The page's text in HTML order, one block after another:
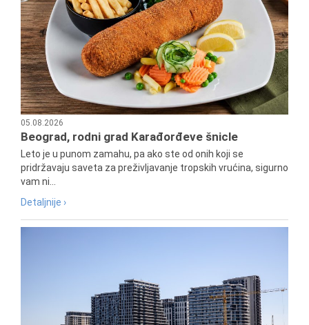
05.08.2026
Beograd, rodni grad Karađorđeve šnicle
Leto je u punom zamahu, pa ako ste od onih koji se
pridržavaju saveta za preživljavanje tropskih vrućina, sigurno
vam ni...
Detaljnije ›